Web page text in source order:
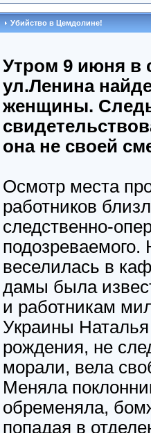
Убийство в Цемдолине!
Утром 9 июня в
ул.Ленина
женщины.
она не своей
Осмотр места
работников
следственно-
подозреваемого.
веселилась в
дамы была
и работникам
Украины Наталья
рождения, не
морали, вела
Меняла
обременяла,
попадая в